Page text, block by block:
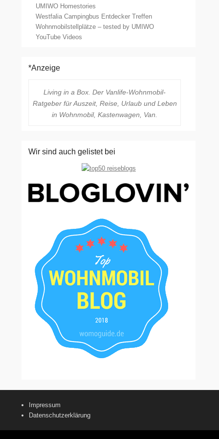
UMIWO Homestories
Westfalia Campingbus Entdecker Treffen
Wohnmobilstellplätze – tested by UMIWO
YouTube Videos
*Anzeige
Living in a Box. Der Vanlife-Wohnmobil-
Ratgeber für Auszeit, Reise, Urlaub und Leben
in Wohnmobil, Kastenwagen, Van.
Wir sind auch gelistet bei
Impressum
Datenschutzerklärung